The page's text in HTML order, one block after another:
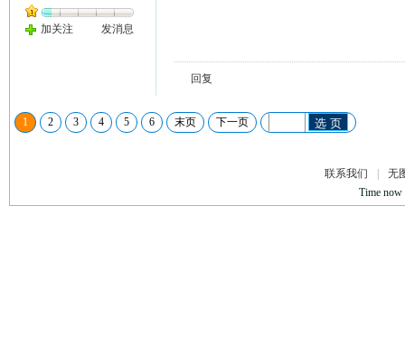
加关注 发消息
回复
1 2 3 4 5 6 末页 下一页 选 页
联系我们
无
Time now